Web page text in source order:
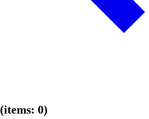
(items: 0)